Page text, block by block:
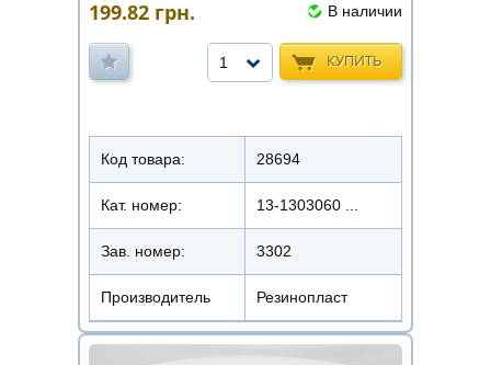
199.82 грн. В наличии
КУПИТЬ
1
Код товара: 28694
Кат. номер: 13-1303060 ...
Зав. номер: 3302
Производитель Резинопласт